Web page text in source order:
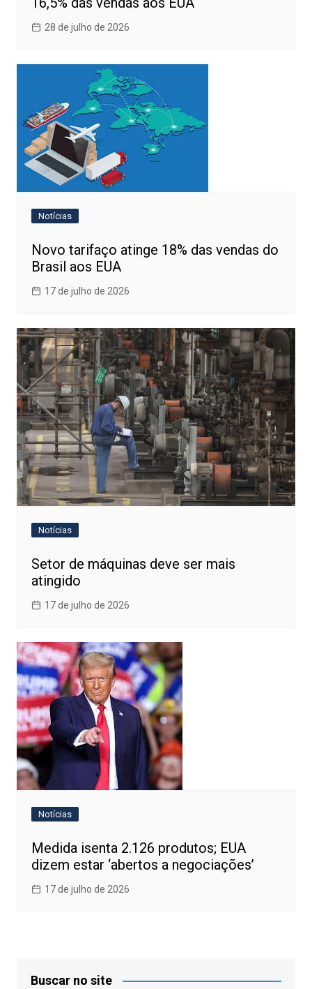
28 de julho de 2026
Notícias
Novo tarifaço atinge 18% das vendas do
Brasil aos EUA
17 de julho de 2026
Notícias
Setor de máquinas deve ser mais
atingido
17 de julho de 2026
Notícias
Medida isenta 2.126 produtos; EUA
dizem estar ‘abertos a negociações’
17 de julho de 2026
Buscar no site